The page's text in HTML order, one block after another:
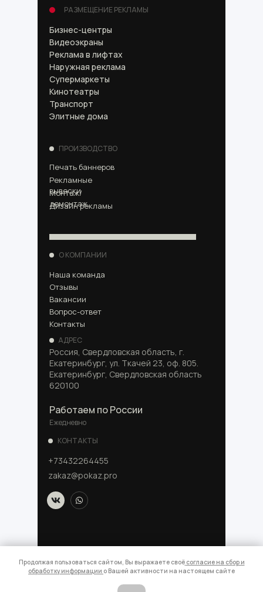
© 2025 — Рекламное агентство "Показ"
РАЗМЕЩЕНИЕ РЕКЛАМЫ
Бизнес-центры
Видеоэкраны
Реклама в лифтах
Наружная реклама
Супермаркеты
Кинотеатры
Транспорт
Элитные дома
ПРОИЗВОДСТВО
Печать баннеров
Рекламные
вывески
Монтаж/
демонтаж
Дизайн рекламы
О КОМПАНИИ
Наша команда
Отзывы
Вакансии
Вопрос-ответ
Контакты
АДРЕС
Россия, Свердловская область, г.
Екатеринбург, ул. Ткачей 23, оф. 805.
Екатеринбург, Свердловская область
620100
Работаем по России
Ежедневно
КОНТАКТЫ
+73432264455
zakaz@pokaz.pro
Продолжая пользоваться сайтом, Вы выражаете своё согласие на сбор и
обработку информации о Вашей активности на настоящем сайте